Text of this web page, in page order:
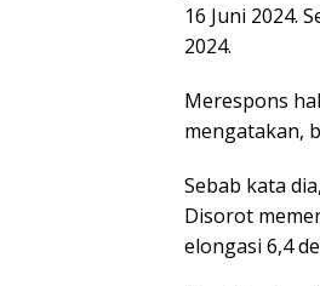
16 Juni 2024.
2024.
Merespons
mengatakan,
Sebab kata
Disorot
elongasi 6,4